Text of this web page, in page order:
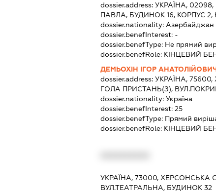
dossier.address: УКРАЇНА,
ПАВЛА, БУДИНОК 16, КОРПУС 2,
dossier.nationality: Азербайджан
dossier.benefInterest: -
dossier.benefType: Не прямий
dossier.benefRole: КІНЦЕВИЙ
ДЕМЬОХІН ІГОР
dossier.address: УКРАЇНА,
ГОЛА ПРИСТАНЬ(З),
dossier.nationality: Україна
dossier.benefInterest: 25
dossier.benefType: Прямий
dossier.benefRole: КІНЦЕВИЙ
УКРАЇНА, 73000, ХЕРСОНСЬКА
ВУЛ.ТЕАТРАЛЬНА, БУДИНОК 32